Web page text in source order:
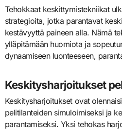
Tehokkaat keskittymistekniikat
strategioita, jotka parantavat
kestävyyttä paineen alla. Nämä
ylläpitämään huomiota ja
dynaamiseen luonteeseen,
Keskitysharjoitukset
Keskitysharjoitukset ovat
pelitilanteiden simuloimiseksi ja
parantamiseksi. Yksi tehokas